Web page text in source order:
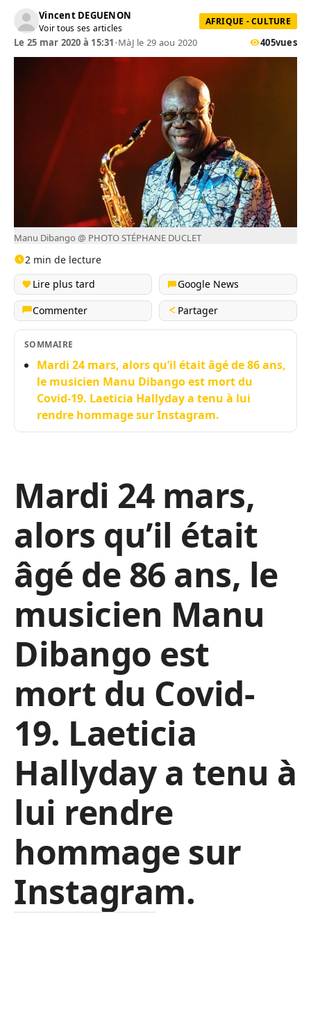
Vincent DEGUENON
Voir tous ses articles
AFRIQUE - CULTURE
Le 25 mar 2020 à 15:31•MàJ le 29 aou 2020 405vues
Manu Dibango @ PHOTO STÉPHANE DUCLET
2 min de lecture
Lire plus tard
Google News
Commenter
Partager
SOMMAIRE
Mardi 24 mars, alors qu’il était âgé de 86 ans,
le musicien Manu Dibango est mort du
Covid-19. Laeticia Hallyday a tenu à lui
rendre hommage sur Instagram.
Mardi 24 mars,
alors qu’il était
âgé de 86 ans, le
musicien Manu
Dibango est
mort du Covid-
19. Laeticia
Hallyday a tenu à
lui rendre
hommage sur
Instagram.